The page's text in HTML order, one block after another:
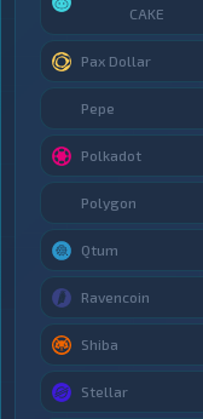
CAKE
Pax Dollar
Pepe
Polkadot
Polygon
Qtum
Ravencoin
Shiba
Stellar